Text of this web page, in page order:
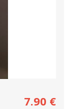
7.90 €